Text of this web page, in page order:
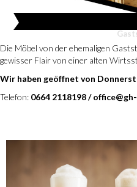
Die Möbel von der ehemaligen
gewisser Flair von einer alten
Wir haben geöffnet von
Telefon: 0664 2118198/